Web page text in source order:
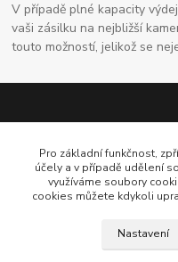
V případě plné kapacity
vaši zásilku na nejbližší
touto možností, jelikož se
Kontaktní údaje
Pro základní funkčnost,
účely a v případě udělení
využíváme soubory
cookies můžete kdykoli
Nastavení